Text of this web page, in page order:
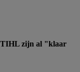
zijn al "klaar